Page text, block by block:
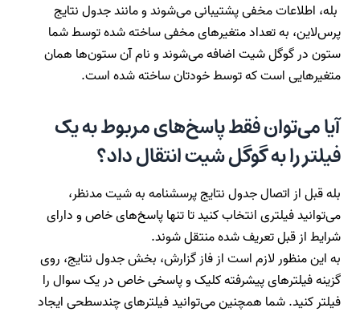
بله، اطلاعات مخفی پشتیبانی می‌شوند و مانند جدول نتایج
پرس‌لاین، به تعداد متغیرهای مخفی ساخته شده توسط شما
ستون در گوگل شیت اضافه می‌شوند و نام آن ستون‌ها همان
متغیرهایی است که توسط خودتان ساخته شده است.
آیا می‌توان فقط پاسخ‌های مربوط به یک
فیلتر را به گوگل شیت انتقال داد؟
بله قبل از اتصال جدول نتایج پرسشنامه به شیت مدنظر،
می‌توانید فیلتری انتخاب کنید تا تنها پاسخ‌های خاص و دارای
شرایط از قبل تعریف شده منتقل شوند.
به این منظور لازم است از فاز گزارش، بخش جدول نتایج، روی
گزینه فیلترهای پیشرفته کلیک و پاسخی خاص در یک سوال را
فیلتر کنید. شما همچنین می‌توانید فیلترهای چندسطحی ایجاد